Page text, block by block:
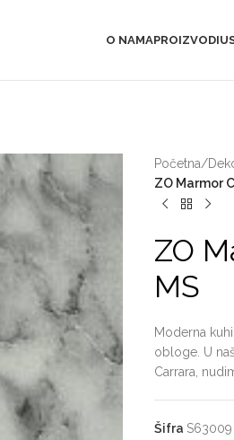
O NAMAPROIZVODI
Početna/
ZO Marmor
ZO
MS
Moderna
obloge. U
Carrara,
Šifra